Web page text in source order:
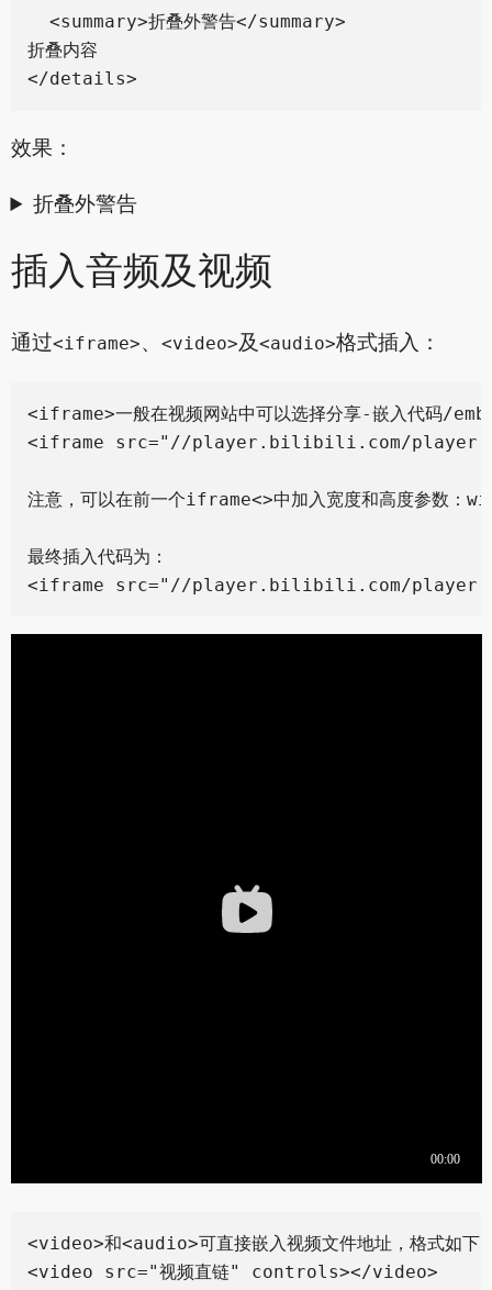
  <summary>折叠外警告</summary>
折叠内容
效果：
折叠外警告
插入音频及视频
通过<iframe>、 <video>及<audio>格式插入：
<iframe>一般在视频网站中可以选择分享-嵌入代码/
<iframe src="//player.bilibili.com/
注意，可以在前一个iframe<>中加入宽度和高度参数
最终插入代码为：
<video>和<audio>可直接嵌入视频文件地址，格式如下
<video src="视频直链" controls></video>